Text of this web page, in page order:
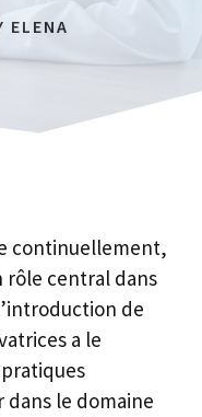
ELENA
continuellement,
rôle central dans
de
a le
le domaine